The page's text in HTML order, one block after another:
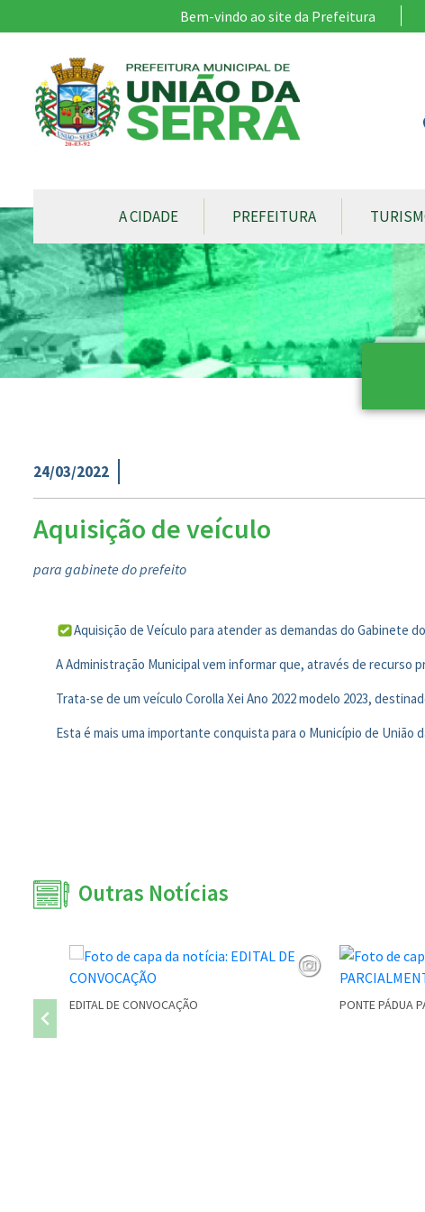
Bem-vindo ao site da Prefeitura
CONTEÚDO DO MENU
A CIDADE PREFEITURA
Conteúdo Principal
24/03/2022
Aquisição de veículo
para gabinete do prefeito
Aquisição de Veículo para atender as demandas do Gabinete
A Administração Municipal vem informar que, através de recurso
Trata-se de um veículo Corolla Xei Ano 2022 modelo 2023,
Esta é mais uma importante conquista para o Município de
Outras Notícias
EDITAL DE CONVOCAÇÃO PONTE PÁDUA